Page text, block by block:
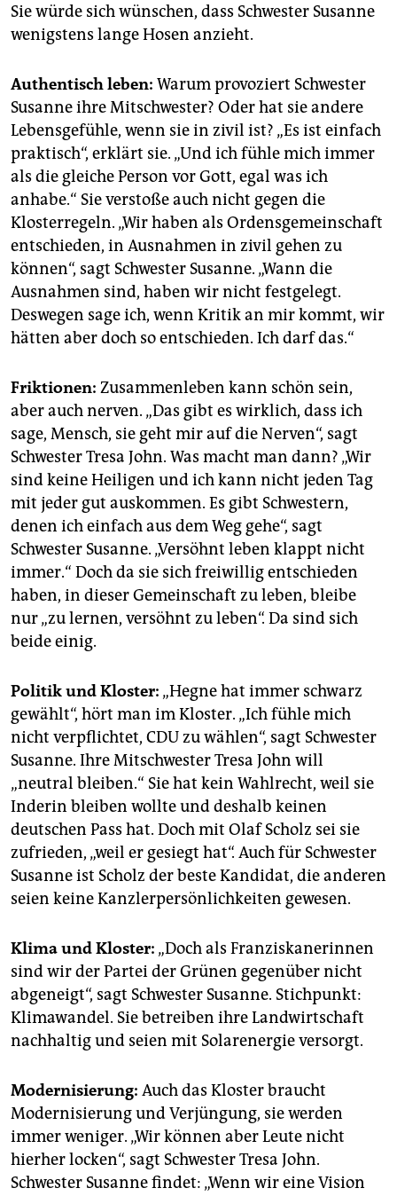
Sie würde sich wünschen, dass Schwester Susanne
wenigstens lange Hosen anzieht.
Authentischleben: Warum provoziert Schwester
Susanne ihre Mitschwester? Oder hat sie andere
Lebensgefühle, wenn sie in zivil ist? „Es ist einfach
praktisch“, erklärt sie. „Und ich fühle mich immer
als die gleiche Person vor Gott, egal was ich
anhabe.“ Sie verstoße auch nicht gegen die
Klosterregeln. „Wir haben als Ordensgemeinschaft
entschieden, in Ausnahmen in zivil gehen zu
können“, sagt Schwester Susanne. „Wann die
Ausnahmen sind, haben wir nicht festgelegt.
Deswegen sage ich, wenn Kritik an mir kommt, wir
hätten aber doch so entschieden. Ich darf das.“
Friktionen: Zusammenleben kann schön sein,
aber auch nerven. „Das gibt es wirklich, dass ich
sage, Mensch, sie geht mir auf die Nerven“, sagt
Schwester Tresa John. Was macht man dann? „Wir
sind keine Heiligen und ich kann nicht jeden Tag
mit jeder gut auskommen. Es gibt Schwestern,
denen ich einfach aus dem Weg gehe“, sagt
Schwester Susanne. „Versöhnt leben klappt nicht
immer.“ Doch da sie sich freiwillig entschieden
haben, in dieser Gemeinschaft zu leben, bleibe
nur „zu lernen, versöhnt zu leben“. Da sind sich
beide einig.
Politik und Kloster: „Hegne hat immer schwarz
gewählt“, hört man im Kloster. „Ich fühle mich
nicht verpflichtet, CDU zu wählen“, sagt Schwester
Susanne. Ihre Mitschwester Tresa John will
„neutral bleiben.“ Sie hat kein Wahlrecht, weil sie
Inderin bleiben wollte und deshalb keinen
deutschen Pass hat. Doch mit Olaf Scholz sei sie
zufrieden, „weil er gesiegt hat“. Auch für Schwester
Susanne ist Scholz der beste Kandidat, die anderen
seien keine Kanzlerpersönlichkeiten gewesen.
Klima und Kloster: „Doch als Franziskanerinnen
sind wir der Partei der Grünen gegenüber nicht
abgeneigt“, sagt Schwester Susanne. Stichpunkt:
Klimawandel. Sie betreiben ihre Landwirtschaft
nachhaltig und seien mit Solarenergie versorgt.
Modernisierung: Auch das Kloster braucht
Modernisierung und Verjüngung, sie werden
immer weniger. „Wir können aber Leute nicht
hierher locken“, sagt Schwester Tresa John.
Schwester Susanne findet: „Wenn wir eine Vision